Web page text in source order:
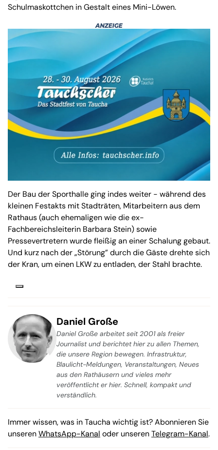
Schulmaskottchen in Gestalt eines Mini-Löwen.
Der Bau der Sporthalle ging indes weiter - während des
kleinen Festakts mit Stadträten, Mitarbeitern aus dem
Rathaus (auch ehemaligen wie die ex-
Fachbereichsleiterin Barbara Stein) sowie
Pressevertretern wurde fleißig an einer Schalung gebaut.
Und kurz nach der „Störung” durch die Gäste drehte sich
der Kran, um einen LKW zu entladen, der Stahl brachte.
Daniel Große
Daniel Große arbeitet seit 2001 als freier
Journalist und berichtet hier zu allen Themen,
die unsere Region bewegen. Infrastruktur,
Blaulicht-Meldungen, Veranstaltungen, Neues
aus den Rathäusern und vieles mehr
veröffentlicht er hier. Schnell, kompakt und
verständlich.
Immer wissen, was in Taucha wichtig ist? Abonnieren Sie
unserenWhatsApp-Kanal oder unserenTelegram-Kanal.